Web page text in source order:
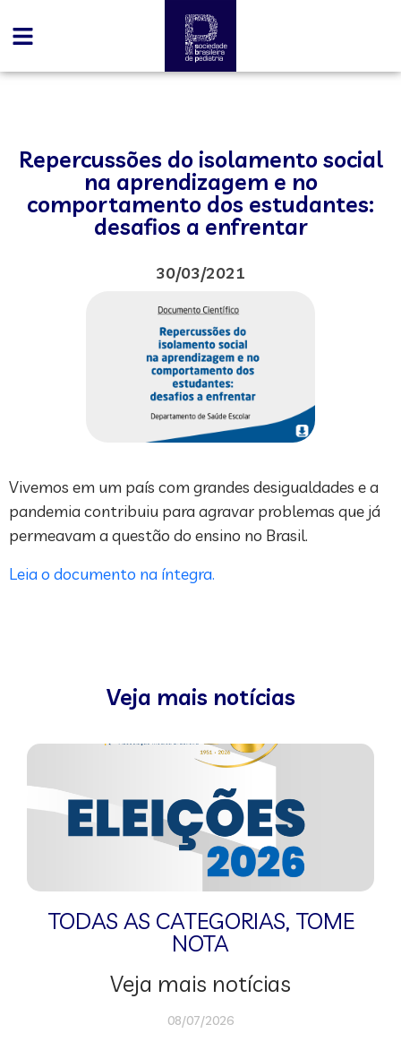
Repercussões do isolamento social
na aprendizagem e no
comportamento dos estudantes:
desafios a enfrentar
30/03/2021
Vivemos em um país com grandes desigualdades e a
pandemia contribuiu para agravar problemas que já
permeavam a questão do ensino no Brasil.
Leia o documento na íntegra.
Veja mais notícias
TODAS AS CATEGORIAS, TOME
NOTA
Veja mais notícias
08/07/2026